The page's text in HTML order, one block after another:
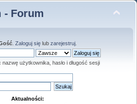
- Forum
. Zaloguj sięlub zarejestruj.
nazwę użytkownika, hasło i długość sesji
Aktualności: